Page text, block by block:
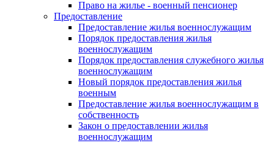
Право на жилье - военный пенсионер
Предоставление
Предоставление жилья военнослужащим
Порядок предоставления жилья
военнослужащим
Порядок предоставления служебного жилья
военнослужащим
Новый порядок предоставления жилья
военным
Предоставление жилья военнослужащим в
собственность
Закон о предоставлении жилья
военнослужащим